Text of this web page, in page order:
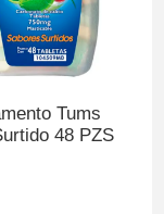
Tums
48 PZS